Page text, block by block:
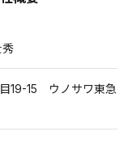
19-15 ウノサワ東急